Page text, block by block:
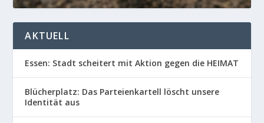
AKTUELL
Essen: Stadt scheitert mit Aktion gegen die HEIMAT
Blücherplatz: Das Parteienkartell löscht unsere
Identität aus